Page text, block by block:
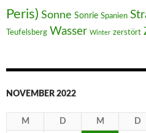
Peris) Sonne Sonrie Spanien
Teufelsberg Wasser Winter zerstört
NOVEMBER 2022
M D M D